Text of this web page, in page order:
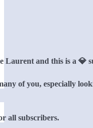
and this is a 💎
of you, especially
all subscribers.